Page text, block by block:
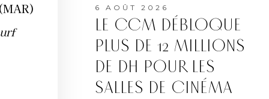
6 AOÛT 2026
LE CCM DÉBLOQUE
PLUS DE 12 MILLIONS
DE DH POUR LES
SALLES DE CINÉMA